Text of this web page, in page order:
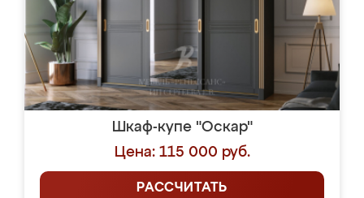
Шкаф-купе "Оскар"
Цена: 115 000 руб.
РАССЧИТАТЬ